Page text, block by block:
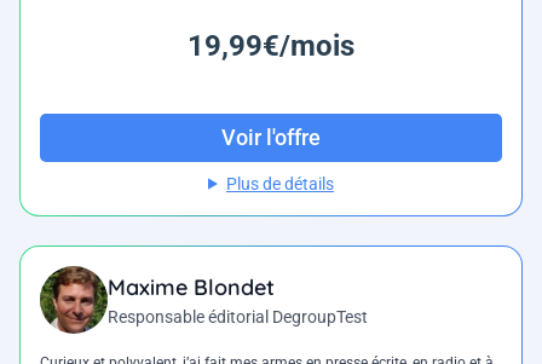
19,99€/mois
Voir l'offre
Plus de détails
Maxime Blondet
Responsable éditorial DegroupTest